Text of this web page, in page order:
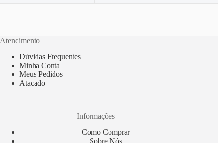
Atendimento
Dúvidas Frequentes
Minha Conta
Meus Pedidos
Atacado
Informações
Como Comprar
Sobre Nós